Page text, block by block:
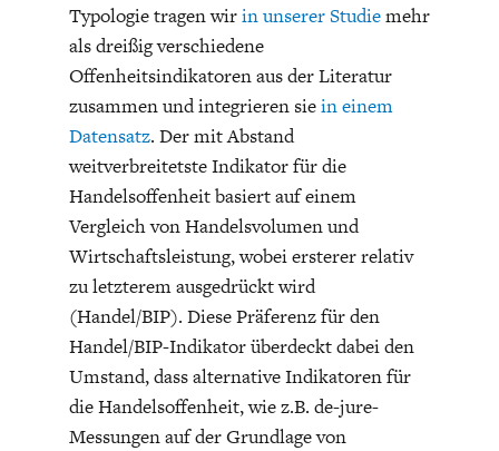
Typologie tragen wirin unserer Studiemehr
als dreißig verschiedene
Offenheitsindikatoren aus der Literatur
zusammen und integrieren siein einem
Datensatz. Der mit Abstand
weitverbreitetste Indikator für die
Handelsoffenheit basiert auf einem
Vergleich von Handelsvolumen und
Wirtschaftsleistung, wobei ersterer relativ
zu letzterem ausgedrückt wird
(Handel/BIP). Diese Präferenz für den
Handel/BIP-Indikator überdeckt dabei den
Umstand, dass alternative Indikatoren für
die Handelsoffenheit, wie z.B. de-jure-
Messungen auf der Grundlage von